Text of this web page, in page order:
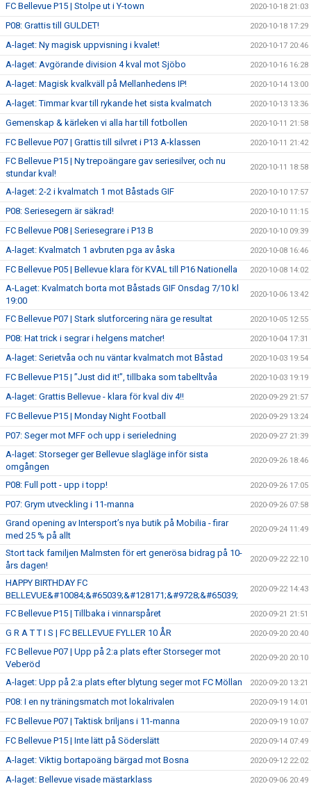
FC Bellevue P15 | Stolpe ut i Y-town 2020-10-18 21:03
P08: Grattis till GULDET! 2020-10-18 17:29
A-laget: Ny magisk uppvisning i kvalet! 2020-10-17 20:46
A-laget: Avgörande division 4 kval mot Sjöbo 2020-10-16 16:28
A-laget: Magisk kvalkväll på Mellanhedens IP! 2020-10-14 13:00
A-laget: Timmar kvar till rykande het sista kvalmatch 2020-10-13 13:36
Gemenskap & kärleken vi alla har till fotbollen 2020-10-11 21:58
FC Bellevue P07 | Grattis till silvret i P13 A-klassen 2020-10-11 21:42
FC Bellevue P15 | Ny trepoängare gav seriesilver, och nu
stundar kval!
2020-10-11 18:58
A-laget: 2-2 i kvalmatch 1 mot Båstads GIF 2020-10-10 17:57
P08: Seriesegern är säkrad! 2020-10-10 11:15
FC Bellevue P08 | Seriesegrare i P13 B 2020-10-10 09:39
A-laget: Kvalmatch 1 avbruten pga av åska 2020-10-08 16:46
FC Bellevue P05 | Bellevue klara för KVAL till P16 Nationella 2020-10-08 14:02
A-Laget: Kvalmatch borta mot Båstads GIF Onsdag 7/10 kl
19:00
2020-10-06 13:42
FC Bellevue P07 | Stark slutforcering nära ge resultat 2020-10-05 12:55
P08: Hat trick i segrar i helgens matcher! 2020-10-04 17:31
A-laget: Serietvåa och nu väntar kvalmatch mot Båstad 2020-10-03 19:54
FC Bellevue P15 | ”Just did it!”, tillbaka som tabelltvåa 2020-10-03 19:19
A-laget: Grattis Bellevue - klara för kval div 4!! 2020-09-29 21:57
FC Bellevue P15 | Monday Night Football 2020-09-29 13:24
P07: Seger mot MFF och upp i serieledning 2020-09-27 21:39
A-laget: Storseger ger Bellevue slagläge inför sista
omgången
2020-09-26 18:46
P08: Full pott - upp i topp! 2020-09-26 17:05
P07: Grym utveckling i 11-manna 2020-09-26 07:58
Grand opening av Intersport’s nya butik på Mobilia - firar
med 25 % på allt
2020-09-24 11:49
Stort tack familjen Malmsten för ert generösa bidrag på 10-
års dagen!
2020-09-22 22:10
HAPPY BIRTHDAY FC
BELLEVUE&#10084;&#65039;&#128171;&#9728;&#65039;
2020-09-22 14:43
FC Bellevue P15 | Tillbaka i vinnarspåret 2020-09-21 21:51
G R A T T I S | FC BELLEVUE FYLLER 10 ÅR 2020-09-20 20:40
FC Bellevue P07 | Upp på 2:a plats efter Storseger mot
Veberöd
2020-09-20 20:10
A-laget: Upp på 2:a plats efter blytung seger mot FC Möllan 2020-09-20 13:21
P08: I en ny träningsmatch mot lokalrivalen 2020-09-19 14:01
FC Bellevue P07 | Taktisk briljans i 11-manna 2020-09-19 10:07
FC Bellevue P15 | Inte lätt på Söderslätt 2020-09-14 07:49
A-laget: Viktig bortapoäng bärgad mot Bosna 2020-09-12 22:02
A-laget: Bellevue visade mästarklass 2020-09-06 20:49